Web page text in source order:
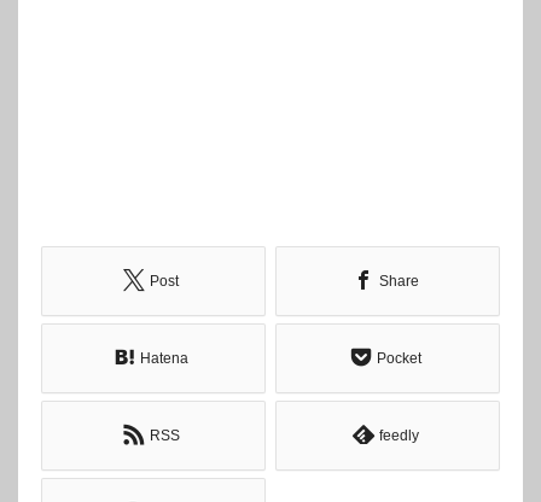
Post Share
Hatena Pocket
RSS feedly